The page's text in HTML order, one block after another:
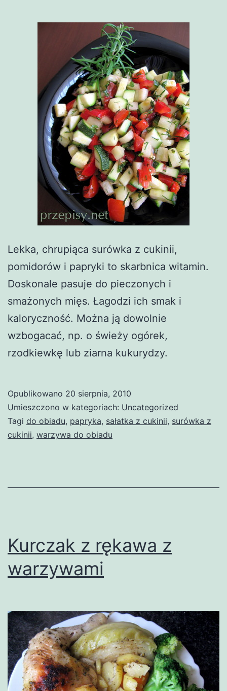
Lekka, chrupiąca surówka z cukinii,
pomidorów i papryki to skarbnica witamin.
Doskonale pasuje do pieczonych i
smażonych mięs. Łagodzi ich smak i
kaloryczność. Można ją dowolnie
wzbogacać, np. o świeży ogórek,
rzodkiewkę lub ziarna kukurydzy.
Opublikowano 20 sierpnia, 2010
Umieszczono w kategoriach: Uncategorized
Tagi do obiadu, papryka, sałatka z cukinii, surówka z
cukinii, warzywa do obiadu
Kurczak z rękawa z
warzywami